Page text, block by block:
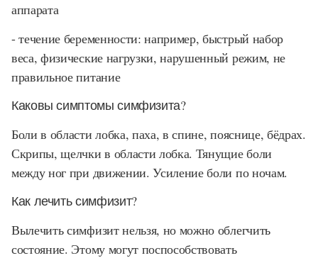
аппарата
- течение беременности: например, быстрый набор
веса, физические нагрузки, нарушенный режим, не
правильное питание
Каковы симптомы симфизита?
Боли в области лобка, паха, в спине, пояснице, бёдрах.
Скрипы, щелчки в области лобка. Тянущие боли
между ног при движении. Усиление боли по ночам.
Как лечить симфизит?
Вылечить симфизит нельзя, но можно облегчить
состояние. Этому могут поспособствовать